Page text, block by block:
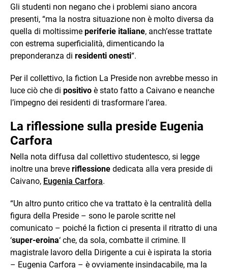
Gli studenti non negano che i problemi siano ancora
presenti, “ma la nostra situazione non è molto diversa da
quella di moltissime periferie italiane, anch’esse trattate
con estrema superficialità, dimenticando la
preponderanza di residenti onesti“.
Per il collettivo, la fiction La Preside non avrebbe messo in
luce ciò che di positivo è stato fatto a Caivano e neanche
l’impegno dei residenti di trasformare l’area.
La riflessione sulla preside Eugenia
Carfora
Nella nota diffusa dal collettivo studentesco, si legge
inoltre una breve riflessione dedicata alla vera preside di
Caivano, Eugenia Carfora.
“Un altro punto critico che va trattato è la centralità della
figura della Preside – sono le parole scritte nel
comunicato – poiché la fiction ci presenta il ritratto di una
‘super-eroina‘ che, da sola, combatte il crimine. Il
magistrale lavoro della Dirigente a cui è ispirata la storia
– Eugenia Carfora – è ovviamente insindacabile, ma la